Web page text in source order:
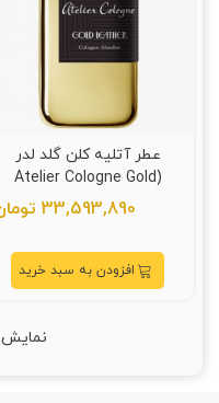
عطر آتلیه کلن گلد لدر
(Atelier Cologne Gold
Leather)
33,593,890 تومان
افزودن به سبد خرید
نمایش